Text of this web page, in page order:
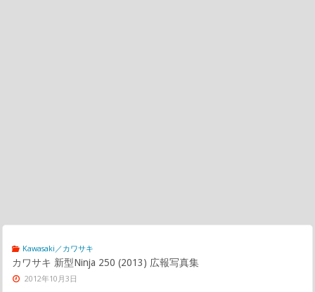
Kawasaki／カワサキ
カワサキ 新型Ninja 250 (2013) 広報写真集
2012年10月3日